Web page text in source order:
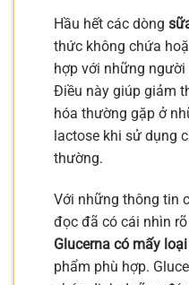
Hầu hết các dòng
thức không chứa
hợp với những
Điều này giúp giảm
hóa thường gặp ở
lactose khi sử dụng
thường.
Với những thông tin
đọc đã có cái nhìn
Glucerna có mấy loại
phẩm phù hợp.